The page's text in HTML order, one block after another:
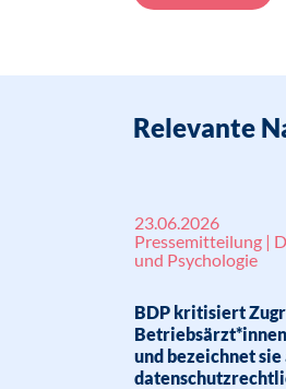
Relevante
23.06.2026
Pressemitteilung |
und Psychologie
BDP kritisiert
und bezeichnet sie